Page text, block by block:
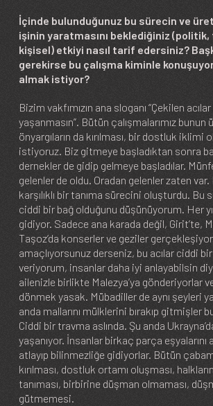
İçinde bulunduğunuz bu sürecin ve
işinin yaratmasını beklediğiniz
kişisel) etkiyi nasıl tarif edersiniz?
gerekirse bu çalışma kiminle
almak istiyor?
Bizim vakfımızın ana sloganı “Çekilen
yaşanmasın”. Bütün çalışmalarımız bunun
önyargıların da kırılması, bir dostluk iklimi
istiyoruz. Biz gitmeye başladıktan sonra
dernekler de gidip gelmeye başladılar.
gelenler de oldu. Oradan gelenler zaten var.
karşılıklı bir tanıma sürecini oluşturdu.
ciddi bir bağ olduğunu düşünüyorum. Her
gidiyor. Sadece ana karada değil, Girit’te,
Taşoz’da konserler ve geziler
amaçlıyorsunuz derseniz, bu acılar ciddi
veriyorum, insanlar daha iyi anlayabilsin
ailenizle birlikte Malezya’ya gönderiyorlar
dönmek yasak. Mübadiller de aynı şeyleri
anda mallarını mülklerini bırakıp gitmişler
Ciddi bir travma aslında. Şu anda
yaşanıyor. İnsanlar birkaç parça eşyalarını
atlayıp bilinmezliğe gidiyorlar. Bütün
kırılması, dostluk ortamı oluşması,
tanıması, birbirine düşman olmaması,
gütmemesi.